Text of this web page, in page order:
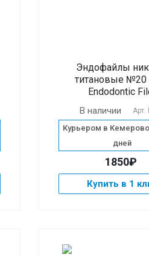
Эндофайлы
титановые №20
Endodontic
В наличии Арт.
Курьером в
дней
1850₽
Купить в 1